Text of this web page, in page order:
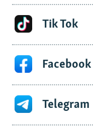
Tik Tok
Facebook
Telegram